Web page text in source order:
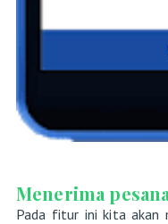
Menerima
Pada fitur ini kita akan